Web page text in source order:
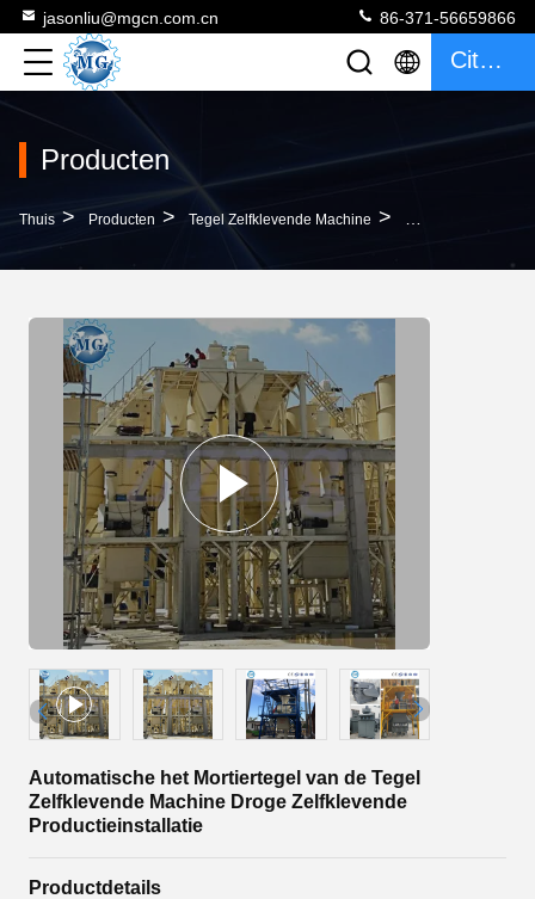
jasonliu@mgcn.com.cn 86-371-56659866
Citaat
Producten
Thuis > Producten > Tegel Zelfklevende Machine > Automatische Het
Automatische het Mortiertegel van de Tegel
Zelfklevende Machine Droge Zelfklevende
Productieinstallatie
Productdetails